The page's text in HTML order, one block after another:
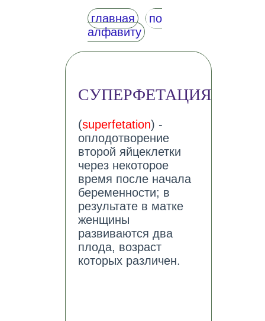
главная
по
алфавиту
СУПЕРФЕТАЦИЯ
(superfetation) -
оплодотворение
второй яйцеклетки
через некоторое
время после начала
беременности; в
результате в матке
женщины
развиваются два
плода, возраст
которых различен.